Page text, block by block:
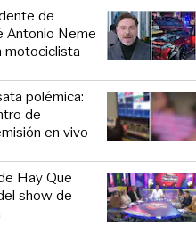
de
Antonio Neme
motociclista
polémica:
de
en vivo
Hay Que
show de